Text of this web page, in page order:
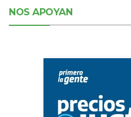
NOS APOYAN